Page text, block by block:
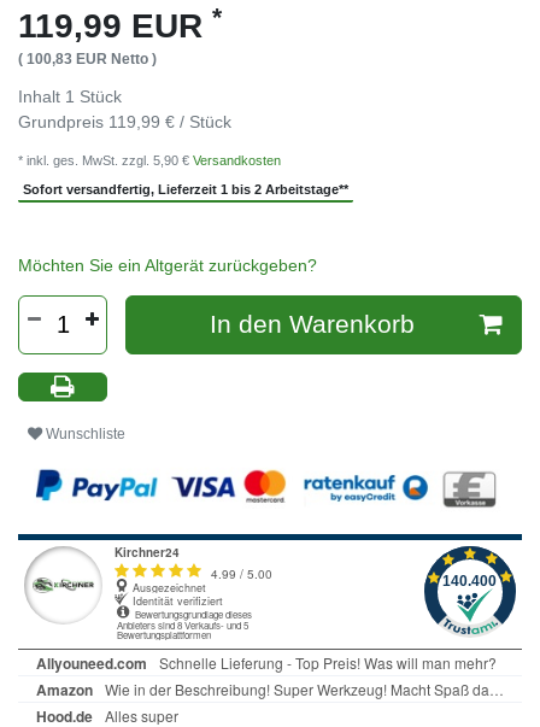
119,99 EUR *
( 100,83 EUR Netto )
Inhalt 1 Stück
Grundpreis 119,99 € / Stück
* inkl. ges. MwSt. zzgl. 5,90 € Versandkosten
Sofort versandfertig, Lieferzeit 1 bis 2 Arbeitstage**
Möchten Sie ein Altgerät zurückgeben?
In den Warenkorb
Wunschliste